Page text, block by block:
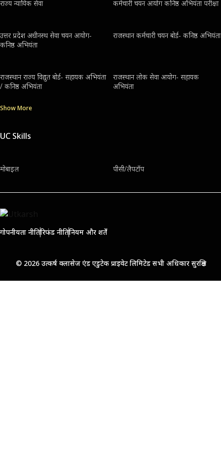
राज्य न्यायिक सेवा कर्मचारी चयन आयोग कनिष्ठ अभियंता परीक्षा
उत्तर प्रदेश अधीनस्थ सेवा चयन आयोग-
कनिष्ठ अभियंता
राजस्थान कर्मचारी चयन बोर्ड- कनिष्ठ अभियंता
राजस्थान राज्य विद्युत बोर्ड- सहायक अभियंता
/ कनिष्ठ अभियंता
राजस्थान लोक सेवा आयोग- सहायक
अभियंता
Show More
UC Skills
मोबाइल पीसी/लैपटॉप
गोपनीयता नीतिरिफंड नीतिनियम और शर्तें
© 2026 उत्कर्ष क्लासेज एंड एडुटेक प्राइवेट लिमिटेड सभी अधिकार सुरक्षित